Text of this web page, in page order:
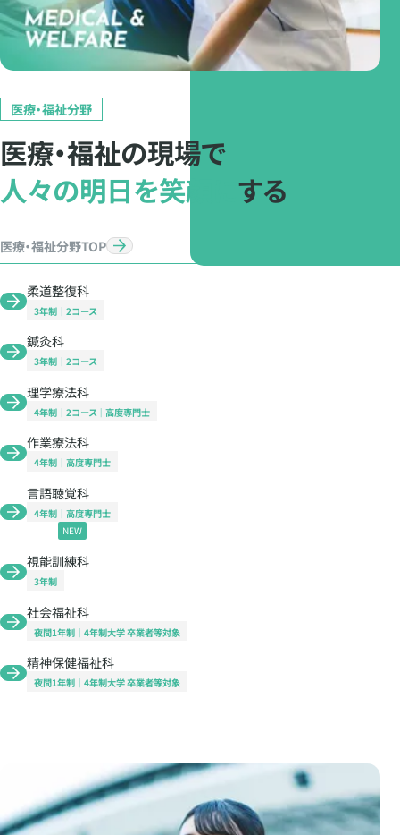
医療・福祉分野
医療・福祉の現場で
人々の明日を笑顔に する
医療・福祉分野TOP
柔道整復科
3年制 2コース
鍼灸科
3年制 2コース
理学療法科
4年制 2コース 高度専門士
作業療法科
4年制 高度専門士
言語聴覚科
4年制
高度専門士
NEW
視能訓練科
3年制
社会福祉科
夜間1年制 4年制大学 卒業者等対象
精神保健福祉科
夜間1年制 4年制大学 卒業者等対象